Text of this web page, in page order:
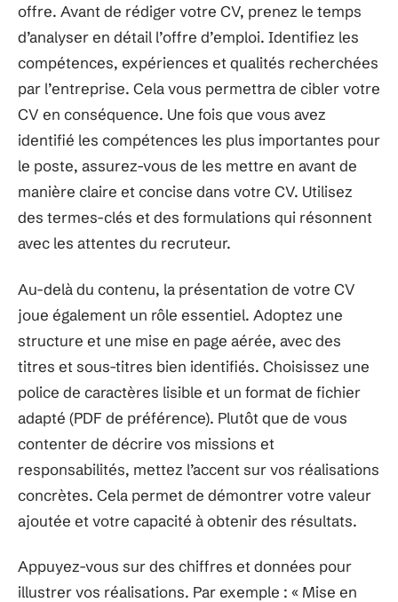
offre. Avant de rédiger votre CV, prenez le temps
d’analyser en détail l’offre d’emploi. Identifiez les
compétences, expériences et qualités recherchées
par l’entreprise. Cela vous permettra de cibler votre
CV en conséquence. Une fois que vous avez
identifié les compétences les plus importantes pour
le poste, assurez-vous de les mettre en avant de
manière claire et concise dans votre CV. Utilisez
des termes-clés et des formulations qui résonnent
avec les attentes du recruteur.
Au-delà du contenu, la présentation de votre CV
joue également un rôle essentiel. Adoptez une
structure et une mise en page aérée, avec des
titres et sous-titres bien identifiés. Choisissez une
police de caractères lisible et un format de fichier
adapté (PDF de préférence). Plutôt que de vous
contenter de décrire vos missions et
responsabilités, mettez l’accent sur vos réalisations
concrètes. Cela permet de démontrer votre valeur
ajoutée et votre capacité à obtenir des résultats.
Appuyez-vous sur des chiffres et données pour
illustrer vos réalisations. Par exemple : « Mise en